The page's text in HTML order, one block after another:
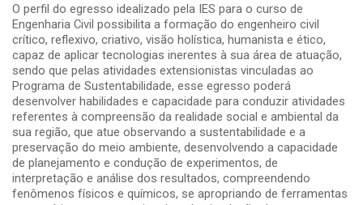
O perfil do egresso idealizado pela IES para o curso de
Engenharia Civil possibilita a formação do engenheiro civil
crítico, reflexivo, criativo, visão holística, humanista e ético,
capaz de aplicar tecnologias inerentes à sua área de atuação,
sendo que pelas atividades extensionistas vinculadas ao
Programa de Sustentabilidade, esse egresso poderá
desenvolver habilidades e capacidade para conduzir atividades
referentes à compreensão da realidade social e ambiental da
sua região, que atue observando a sustentabilidade e a
preservação do meio ambiente, desenvolvendo a capacidade
de planejamento e condução de experimentos, de
interpretação e análise dos resultados, compreendendo
fenômenos físicos e químicos, se apropriando de ferramentas